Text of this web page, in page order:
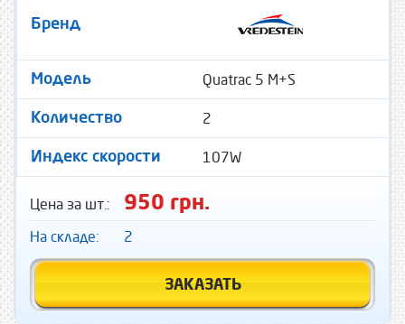
Бренд
Модель Quatrac 5 M+S
Количество 2
Индекс скорости 107W
Цена за шт.: 950 грн.
На складе: 2
ЗАКАЗАТЬ